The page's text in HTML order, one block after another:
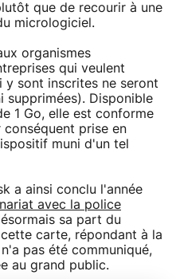
que de recourir à une
micrologiciel.
organismes
qui veulent
y sont inscrites ne seront
supprimées). Disponible
1 Go, elle est conforme
prise en
muni d'un tel
a ainsi conclu l'année
avec la police
sa part du
carte, répondant à la
pas été communiqué,
au grand public.